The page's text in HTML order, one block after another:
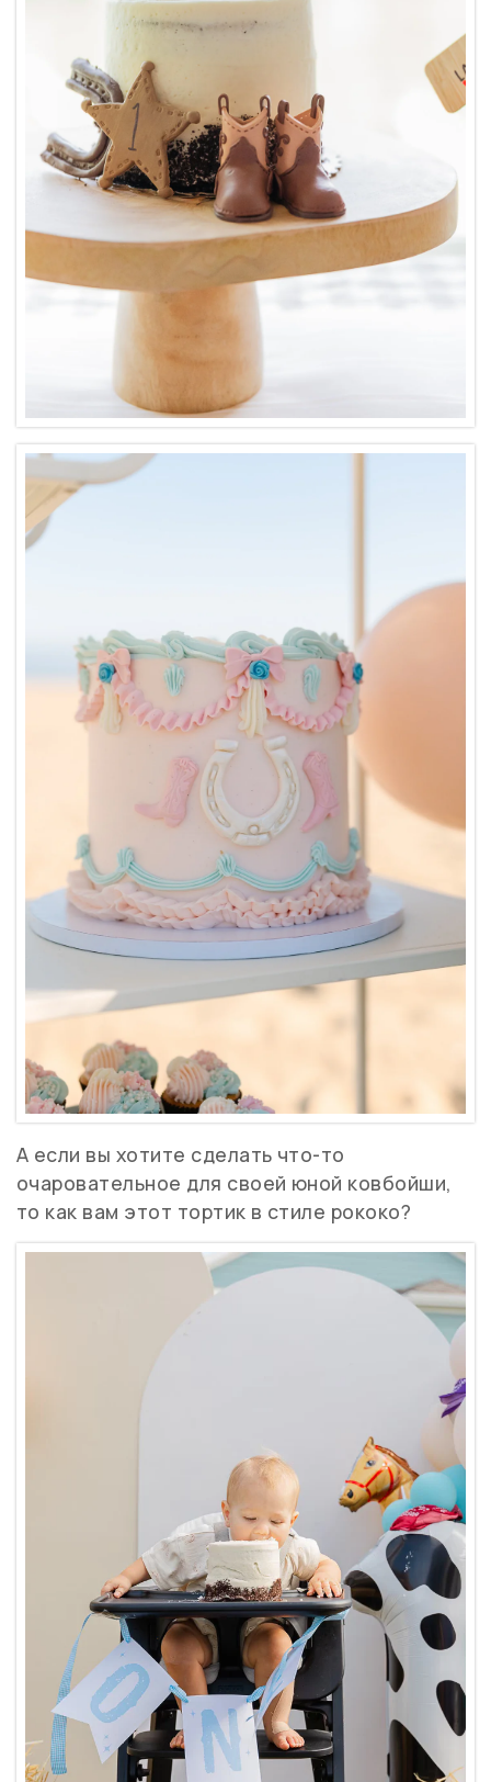
А если вы хотите сделать что-то
очаровательное для своей юной ковбойши,
то как вам этот тортик в стиле рококо?